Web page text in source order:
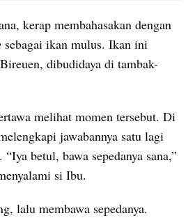
kerap membahasakan dengan
sebagai ikan mulus. Ikan ini
dibudidaya di tambak-
melihat momen tersebut. Di
jawabannya satu lagi
betul, bawa sepedanya sana,”
si Ibu.
lalu membawa sepedanya.